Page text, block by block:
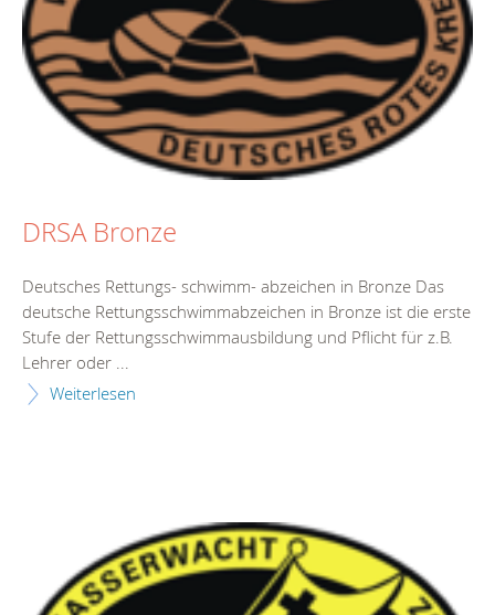
DRSA Bronze
Deutsches Rettungs- schwimm- abzeichen in Bronze Das
deutsche Rettungsschwimmabzeichen in Bronze ist die erste
Stufe der Rettungsschwimmausbildung und Pflicht für z.B.
Lehrer oder ...
Weiterlesen